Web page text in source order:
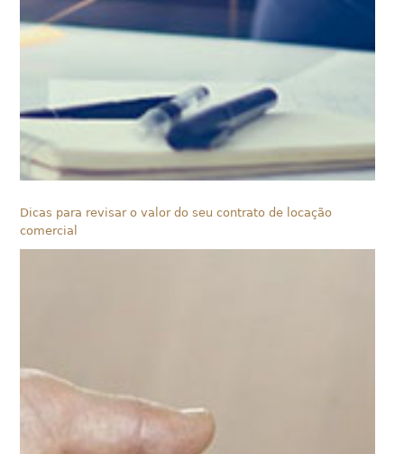
Dicas para revisar o valor do seu contrato de locação
comercial